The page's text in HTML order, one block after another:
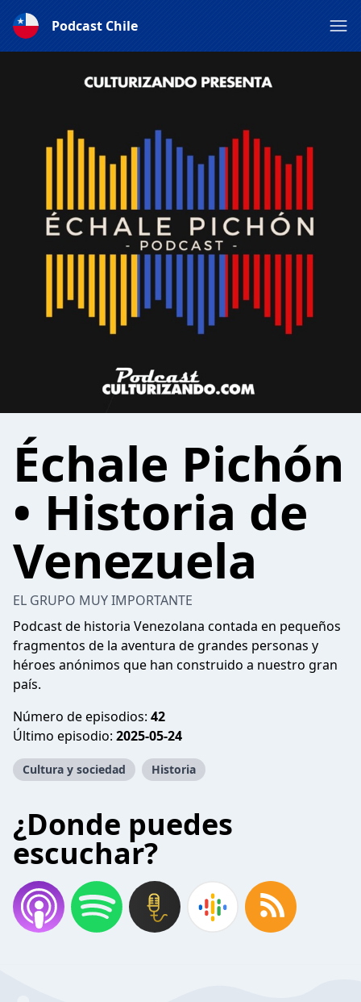
Podcast Chile
Échale Pichón
• Historia de
Venezuela
EL GRUPO MUY IMPORTANTE
Podcast de historia Venezolana contada en pequeños
fragmentos de la aventura de grandes personas y
héroes anónimos que han construido a nuestro gran
país.
Número de episodios: 42
Último episodio: 2025-05-24
Cultura y sociedad Historia
¿Donde puedes
escuchar?